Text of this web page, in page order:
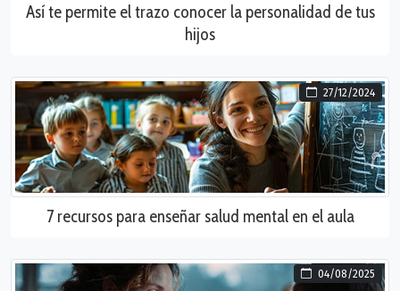
Así te permite el trazo conocer la personalidad de tus
hijos
27/12/2024
7 recursos para enseñar salud mental en el aula
04/08/2025